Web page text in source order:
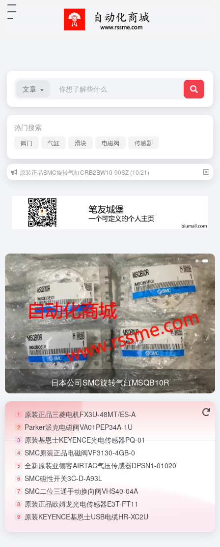
文章
热门搜索
阀门 气缸 滑块 电磁阀 传感器
原装正品SMC旋转气缸CRB2BW10-90SZ (10/21)
日本公司SMC旋转气缸MSQB10R
1 原装正品三菱电机FX3U-48MT/ES-A
2 Parker派克电磁阀VA01PEP34A-1U
3 原装基恩士KEYENCE光电传感器PQ-01
4 SMC原装正品电磁阀VF3130-4GB-0
5 全新原装亚德客AIRTAC气压传感器DPSN1-01020
6 SMC磁性开关3C-D-A93L
7 SMC二位三通手动换向阀VHS40-04A
8 原装正品欧姆龙光电传感器E3T-FT11
9 原装KEYENCE基恩士USB电缆HR-XC2U